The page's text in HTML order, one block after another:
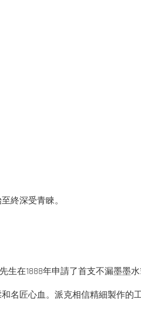
終深受青睞。
在1888年申請了首支不漏墨墨
名匠心血。派克相信精細製作